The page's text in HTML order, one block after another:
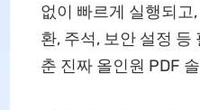
없이 빠르게 실행되고
환, 주석, 보안 설정
춘 진짜 올인원 PDF